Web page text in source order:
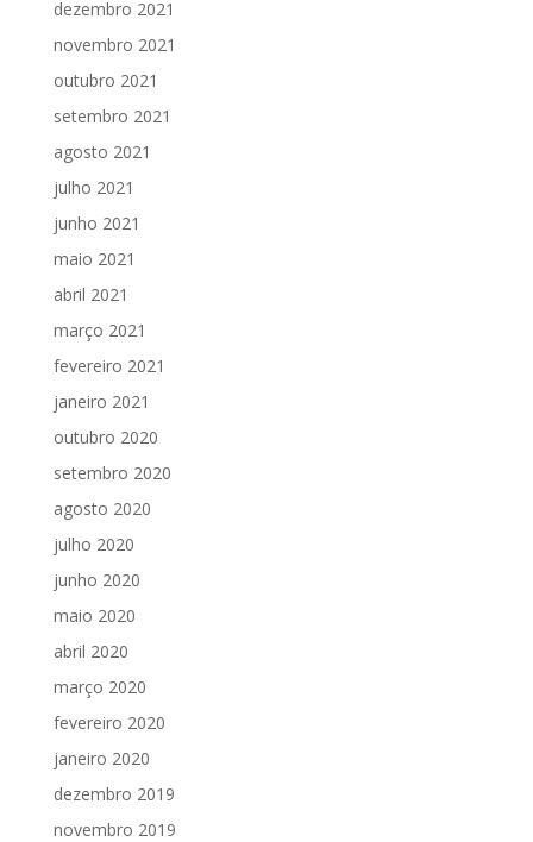
dezembro 2021
novembro 2021
outubro 2021
setembro 2021
agosto 2021
julho 2021
junho 2021
maio 2021
abril 2021
março 2021
fevereiro 2021
janeiro 2021
outubro 2020
setembro 2020
agosto 2020
julho 2020
junho 2020
maio 2020
abril 2020
março 2020
fevereiro 2020
janeiro 2020
dezembro 2019
novembro 2019